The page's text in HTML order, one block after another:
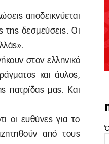
αποδεικνύεται
της δεσμεύσεις. Οι
στον ελληνικό
και άυλος,
πατρίδας μας. Και
οι ευθύνες για το
από τους